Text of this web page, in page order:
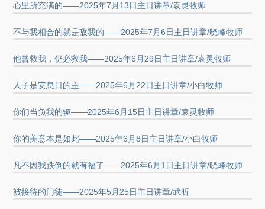
心里所充满的——2025年7月13日主日讲章/袁灵牧师
不与我相合的就是敌我的——2025年7月6日主日讲章/晓峰牧师
他曾救我，仍必救我——2025年6月29日主日讲章/袁灵牧师
人子是安息日的主——2025年6月22日主日讲章/小白牧师
你们当负我的轭——2025年6月15日主日讲章/袁灵牧师
你的美意本是如此——2025年6月8日主日讲章/小白牧师
凡不因我跌倒的就有福了——2025年6月1日主日讲章/晓峰牧师
被接待的门徒——2025年5月25日主日讲章/武昕